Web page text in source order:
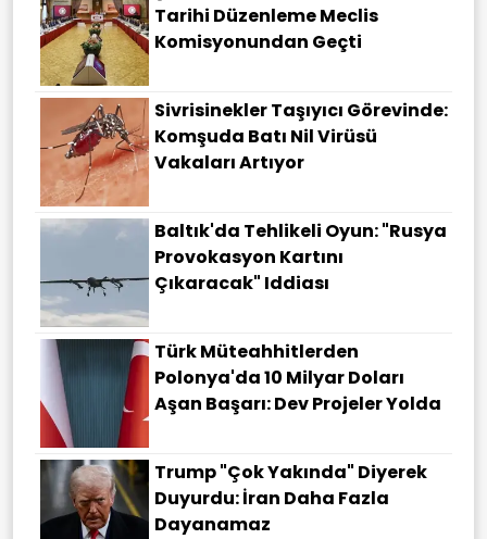
Tarihi Düzenleme Meclis
Komisyonundan Geçti
Sivrisinekler Taşıyıcı Görevinde:
Komşuda Batı Nil Virüsü
Vakaları Artıyor
Baltık'da Tehlikeli Oyun: "Rusya
Provokasyon Kartını
Çıkaracak" Iddiası
Türk Müteahhitlerden
Polonya'da 10 Milyar Doları
Aşan Başarı: Dev Projeler Yolda
Trump "çok Yakında" Diyerek
Duyurdu: İran Daha Fazla
Dayanamaz